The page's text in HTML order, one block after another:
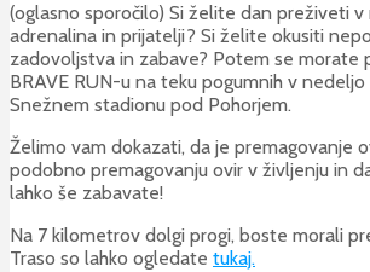
(oglasno sporočilo) Si želite dan preživeti v
adrenalina in prijatelji? Si želite okusiti
zadovoljstva in zabave? Potem se morate
BRAVE RUN-u na teku pogumnih v nedeljo
Snežnem stadionu pod Pohorjem.
Želimo vam dokazati, da je premagovanje
podobno premagovanju ovir v življenju in
lahko še zabavate!
Na 7 kilometrov dolgi progi, boste morali
Traso so lahko ogledate tukaj.